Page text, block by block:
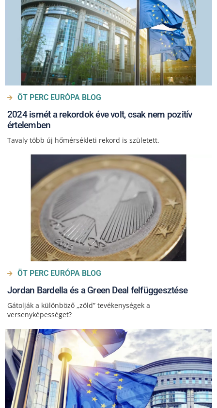
ÖT PERC EURÓPA BLOG
2024 ismét a rekordok éve volt, csak nem pozitív
értelemben
Tavaly több új hőmérsékleti rekord is született.
ÖT PERC EURÓPA BLOG
Jordan Bardella és a Green Deal felfüggesztése
Gátolják a különböző „zöld” tevékenységek a
versenyképességet?